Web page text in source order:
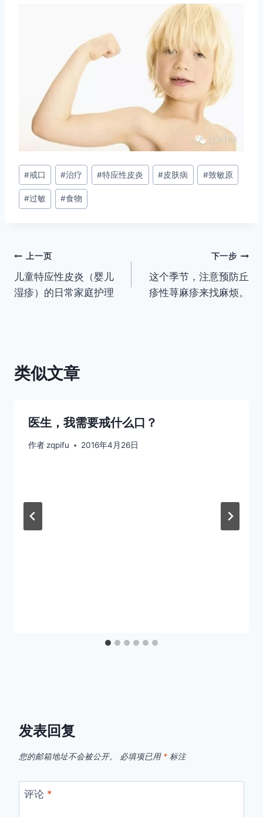
文
章
标
#戒口 #治疗 #特应性皮炎 #皮肤病 #致敏原
#过敏 #食物
文
章
上一页
儿童特应性皮炎（婴儿
湿疹）的日常家庭护理
下一步
这个季节，注意预防丘
疹性荨麻疹来找麻烦。
类似文章
医生，我需要戒什么口？
作者zqpifu 2016年4月26日
发表回复
您的邮箱地址不会被公开。 必填项已用 * 标注
评论 *